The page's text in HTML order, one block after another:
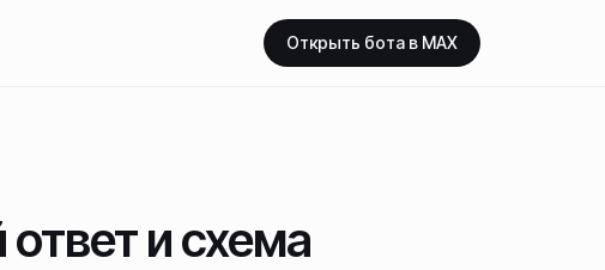
Открыть бота в MAX
и схема